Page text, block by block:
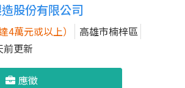
股份有限公司
4萬元或以上）
高雄市楠梓區
前更新
應徵